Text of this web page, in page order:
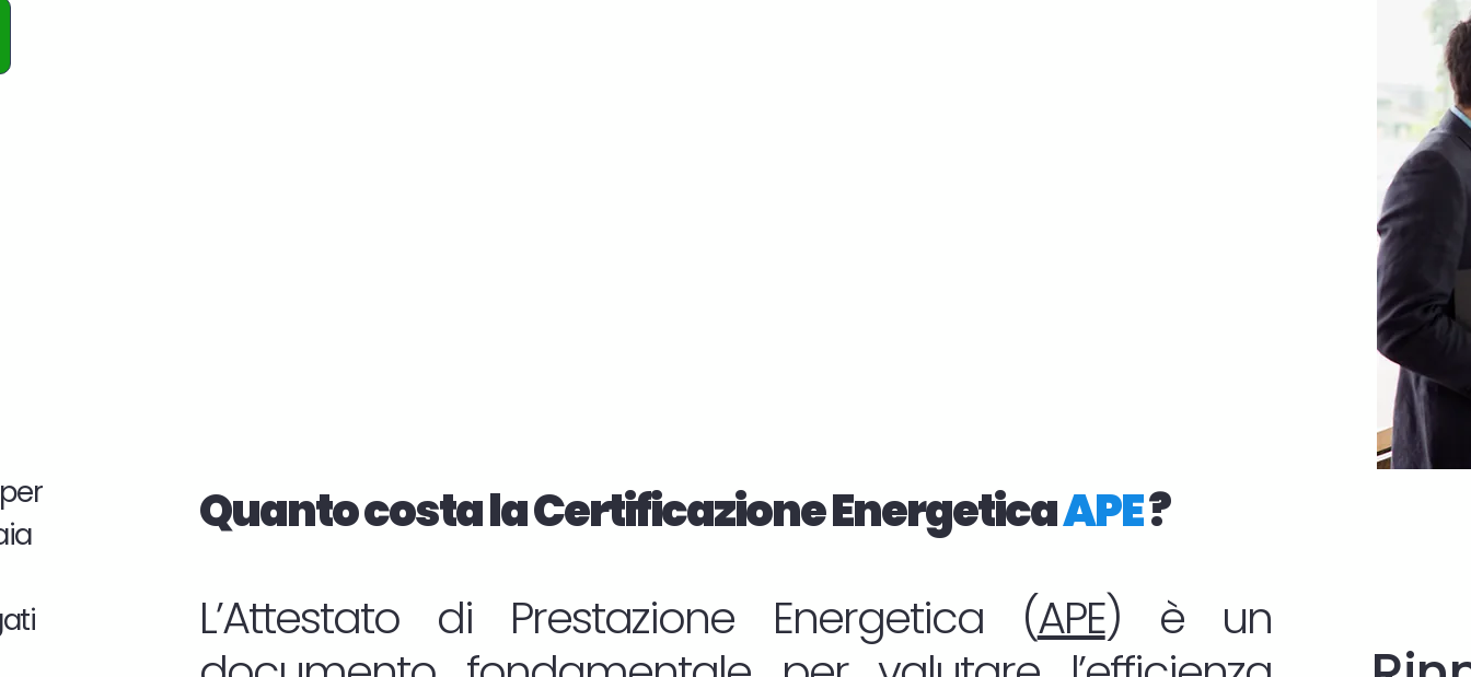
Quanto costa la Certificazione EnergeticaAPE?
L’Attestato di Prestazione Energetica (APE) è un